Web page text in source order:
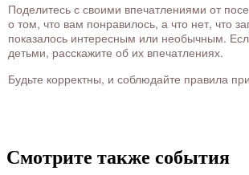
Поделитесь с своими впечатлениями от
о том, что вам понравилось, а что нет, что
показалось интересным или необычным.
детьми, расскажите об их впечатлениях.
Будьте корректны, и соблюдайте правила
Смотрите также события